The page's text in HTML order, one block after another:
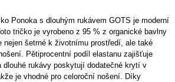
Ponoka s dlouhým rukávem GOTS je moderní
tričko je vyrobeno z 95 % z organické bavlny
nejen šetrné k životnímu prostředí, ale také
Pětiprocentní podíl elastanu zajišťuje
dlouhé rukávy poskytují dodatečné krytí v
je vhodné pro celoroční nošení. Díky